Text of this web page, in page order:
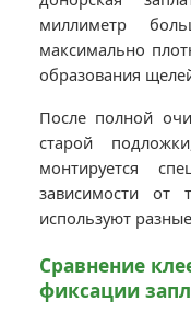
миллиметр
максимально
образования
После полной
старой
монтируется
зависимости от
используют
Сравнение
фиксации